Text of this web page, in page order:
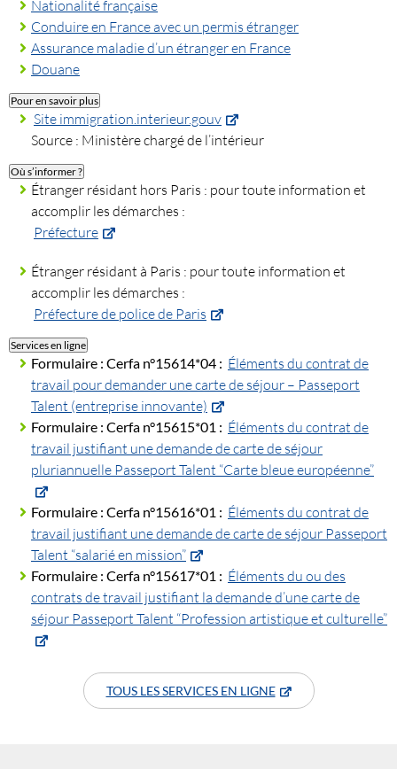
Nationalité française
Conduire en France avec un permis étranger
Assurance maladie d’un étranger en France
Douane
Pour en savoir plus
Site immigration.interieur.gouv
Source : Ministère chargé de l’intérieur
Où s’informer ?
Étranger résidant hors Paris : pour toute information et
accomplir les démarches :
Préfecture
Étranger résidant à Paris : pour toute information et
accomplir les démarches :
Préfecture de police de Paris
Services en ligne
Formulaire : Cerfa n°15614*04 : Éléments du contrat de
travail pour demander une carte de séjour – Passeport
Talent (entreprise innovante)
Formulaire : Cerfa n°15615*01 : Éléments du contrat de
travail justifiant une demande de carte de séjour
pluriannuelle Passeport Talent “Carte bleue européenne”
Formulaire : Cerfa n°15616*01 : Éléments du contrat de
travail justifiant une demande de carte de séjour Passeport
Talent “salarié en mission”
Formulaire : Cerfa n°15617*01 : Éléments du ou des
contrats de travail justifiant la demande d’une carte de
séjour Passeport Talent “Profession artistique et culturelle”
TOUS LES SERVICES EN LIGNE